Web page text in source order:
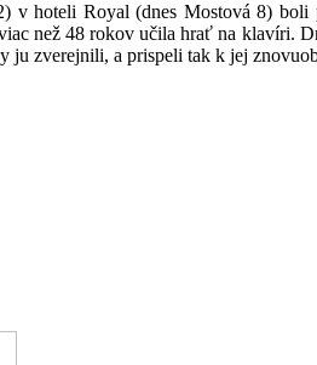
v hoteli Royal (dnes Mostová 8)
než 48 rokov učila hrať na klavíri.
ju zverejnili, a prispeli tak k jej